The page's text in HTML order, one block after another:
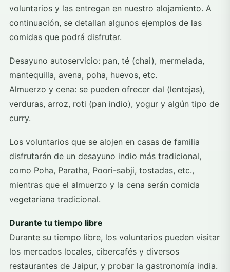
voluntarios y las entregan en nuestro alojamiento. A
continuación, se detallan algunos ejemplos de las
comidas que podrá disfrutar.
Desayuno autoservicio: pan, té (chai), mermelada,
mantequilla, avena, poha, huevos, etc.
Almuerzo y cena: se pueden ofrecer dal (lentejas),
verduras, arroz, roti (pan indio), yogur y algún tipo de
curry.
Los voluntarios que se alojen en casas de familia
disfrutarán de un desayuno indio más tradicional,
como Poha, Paratha, Poori-sabji, tostadas, etc.,
mientras que el almuerzo y la cena serán comida
vegetariana tradicional.
Durante tu tiempo libre
Durante su tiempo libre, los voluntarios pueden visitar
los mercados locales, cibercafés y diversos
restaurantes de Jaipur, y probar la gastronomía india.